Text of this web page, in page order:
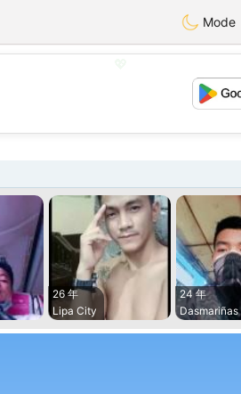
Mode
26 年
Lipa City
24 年
Dasmariñas